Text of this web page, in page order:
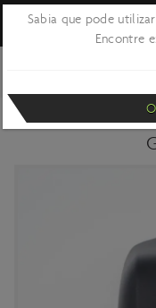
TAMPA DO
Sabia que pode
Encontre